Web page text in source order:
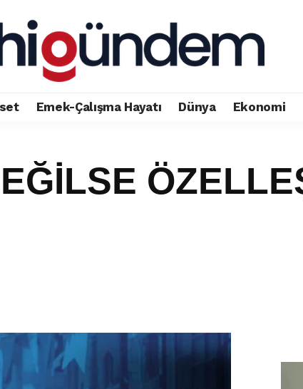
Emek-Çalışma Hayatı Dünya Ekonomi